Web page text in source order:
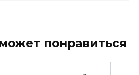
понравиться